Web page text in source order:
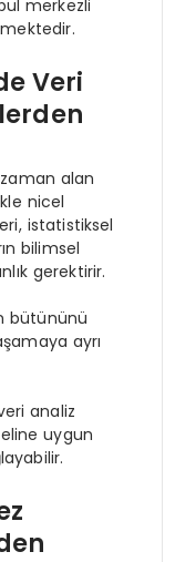
merkezli
Veri
alan
nicel
istatistiksel
bilimsel
gerektirir.
bütününü
ayrı
analiz
uygun